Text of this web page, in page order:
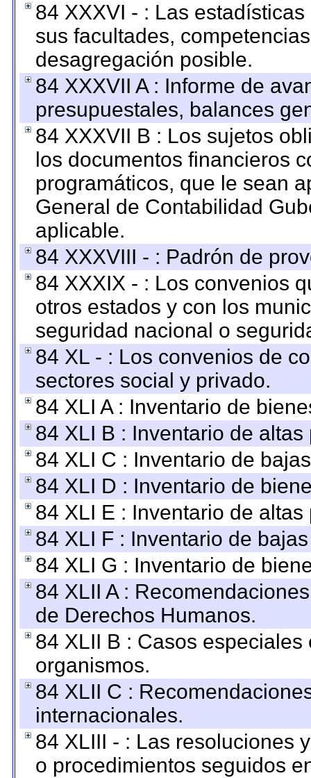
84 XXXVI - : Las
sus facultades,
desagregación posible.
84 XXXVII A : Informe de
presupuestales, balances
84 XXXVII B : Los sujetos
los documentos financieros
programáticos, que le sean
General de Contabilidad
aplicable.
84 XXXVIII - : Padrón de
84 XXXIX - : Los convenios
otros estados y con los
seguridad nacional o
84 XL - : Los convenios de
sectores social y privado.
84 XLI A : Inventario de
84 XLI B : Inventario de
84 XLI C : Inventario de
84 XLI D : Inventario de
84 XLI E : Inventario de
84 XLI F : Inventario de
84 XLI G : Inventario de
84 XLII A :
de Derechos Humanos.
84 XLII B : Casos
organismos.
84 XLII C :
internacionales.
84 XLIII - : Las resoluciones
o procedimientos seguidos